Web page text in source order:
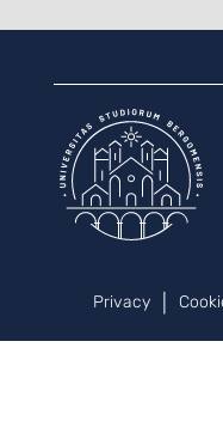
Piè di pagina
Privacy